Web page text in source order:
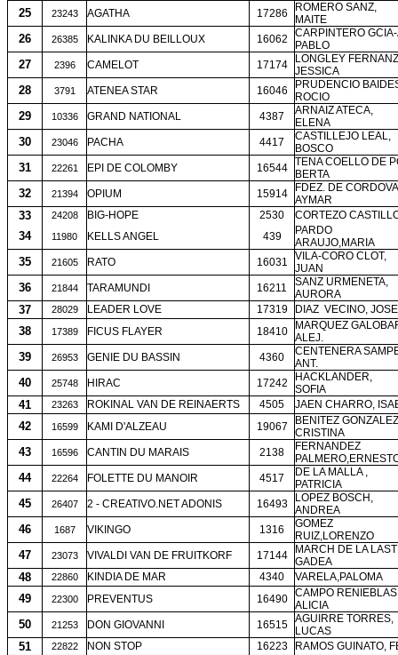
25 23243 AGATHA 17286
ROMERO SANZ,
MAITE
26 26385 KALINKA DU BEILLOUX 16062
CARPINTERO
PABLO
27 2396 CAMELOT 17174
LONGLEY
JESSICA
28 3791 ATENEA STAR 16046
PRUDENCIO
ROCIO
29 10336 GRAND NATIONAL 4387
ARNAIZ ATECA,
ELENA
30 23046 PACHA 4417
CASTILLEJO LEAL,
BOSCO
31 22261 EPI DE COLOMBY 16544
TENA COELLO DE
BERTA
32 21394 OPIUM 15914
FDEZ. DE
AYMAR
33 24208 BIG-HOPE 2530 CORTEZO
34 11980 KELLS ANGEL 439
PARDO
ARAUJO,MARIA
35 21605 RATO 16031
VILA-CORO CLOT,
JUAN
36 21844 TARAMUNDI 16211
SANZ URMENETA,
AURORA
37 28029 LEADER LOVE 17319 DIAZ VECINO, JOSE
38 17389 FICUS FLAYER 18410
MARQUEZ
ALEJ.
39 26953 GENIE DU BASSIN 4360
CENTENERA
ANT.
40 25748 HIRAC 17242
HACKLANDER,
SOFIA
41 23263 ROKINAL VAN DE REINAERTS 4505 JAEN CHARRO,
42 16599 KAMI D'ALZEAU 19067
BENITEZ
CRISTINA
43 16596 CANTIN DU MARAIS 2138
FERNANDEZ
44 22264 FOLETTE DU MANOIR 4517
DE LA MALLA ,
PATRICIA
45 26407 2 - CREATIVO.NET ADONIS 16493
LOPEZ BOSCH,
ANDREA
46 1687 VIKINGO 1316
GOMEZ
RUIZ,LORENZO
47 23073 VIVALDI VAN DE FRUITKORF 17144
MARCH DE LA
GADEA
48 22860 KINDIA DE MAR 4340 VARELA,PALOMA
49 22300 PREVENTUS 16490
CAMPO
ALICIA
50 21253 DON GIOVANNI 16515
AGUIRRE TORRES,
LUCAS
51 22822 NON STOP 16223 RAMOS GUINATO,